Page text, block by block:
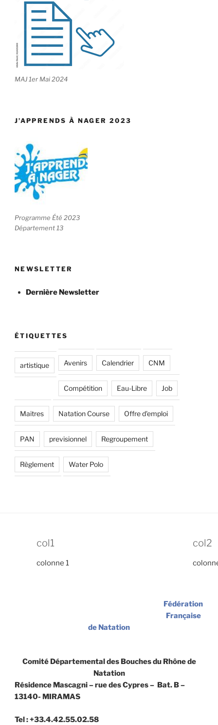
MAJ 1er Mai 2024
J’APPRENDS À NAGER 2023
Programme Été 2023
Département 13
NEWSLETTER
Dernière Newsletter
ÉTIQUETTES
artistique Avenirs Calendrier CNM
Compétition Eau-Libre Job
Maitres Natation Course Offre d'emploi
PAN previsionnel Regroupement
Règlement Water Polo
col1
colonne 1
col2
Fédération
Française
de Natation
Comité Départemental des Bouches du Rhône de
Natation
Résidence Mascagni – rue des Cypres – Bat. B –
13140- MIRAMAS
Tel : +33.4.42.55.02.58